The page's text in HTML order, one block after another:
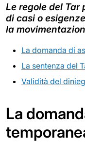
Le regole del
di casi o
la
La domanda di
La sentenza del
Validità del
La